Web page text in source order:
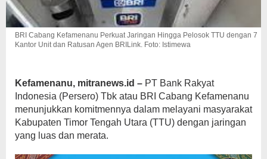
BRI Cabang Kefamenanu Perkuat Jaringan Hingga Pelosok TTU dengan 7
Kantor Unit dan Ratusan Agen BRILink. Foto: Istimewa
Kefamenanu, mitranews.id – PT Bank Rakyat
Indonesia (Persero) Tbk atau BRI Cabang Kefamenanu
menunjukkan komitmennya dalam melayani masyarakat
Kabupaten Timor Tengah Utara (TTU) dengan jaringan
yang luas dan merata.